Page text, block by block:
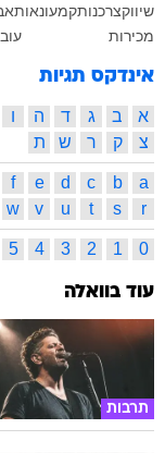
שיווקצרכנותקמעונאות
מכירות
אינדקס תגיות
א ב ג ד ה ו
צ
ק ר ש ת
a
b
c
d
e
f
r
s
t
u
v
w
0
1
2
3
4
5
עוד בוואלה
תרבות